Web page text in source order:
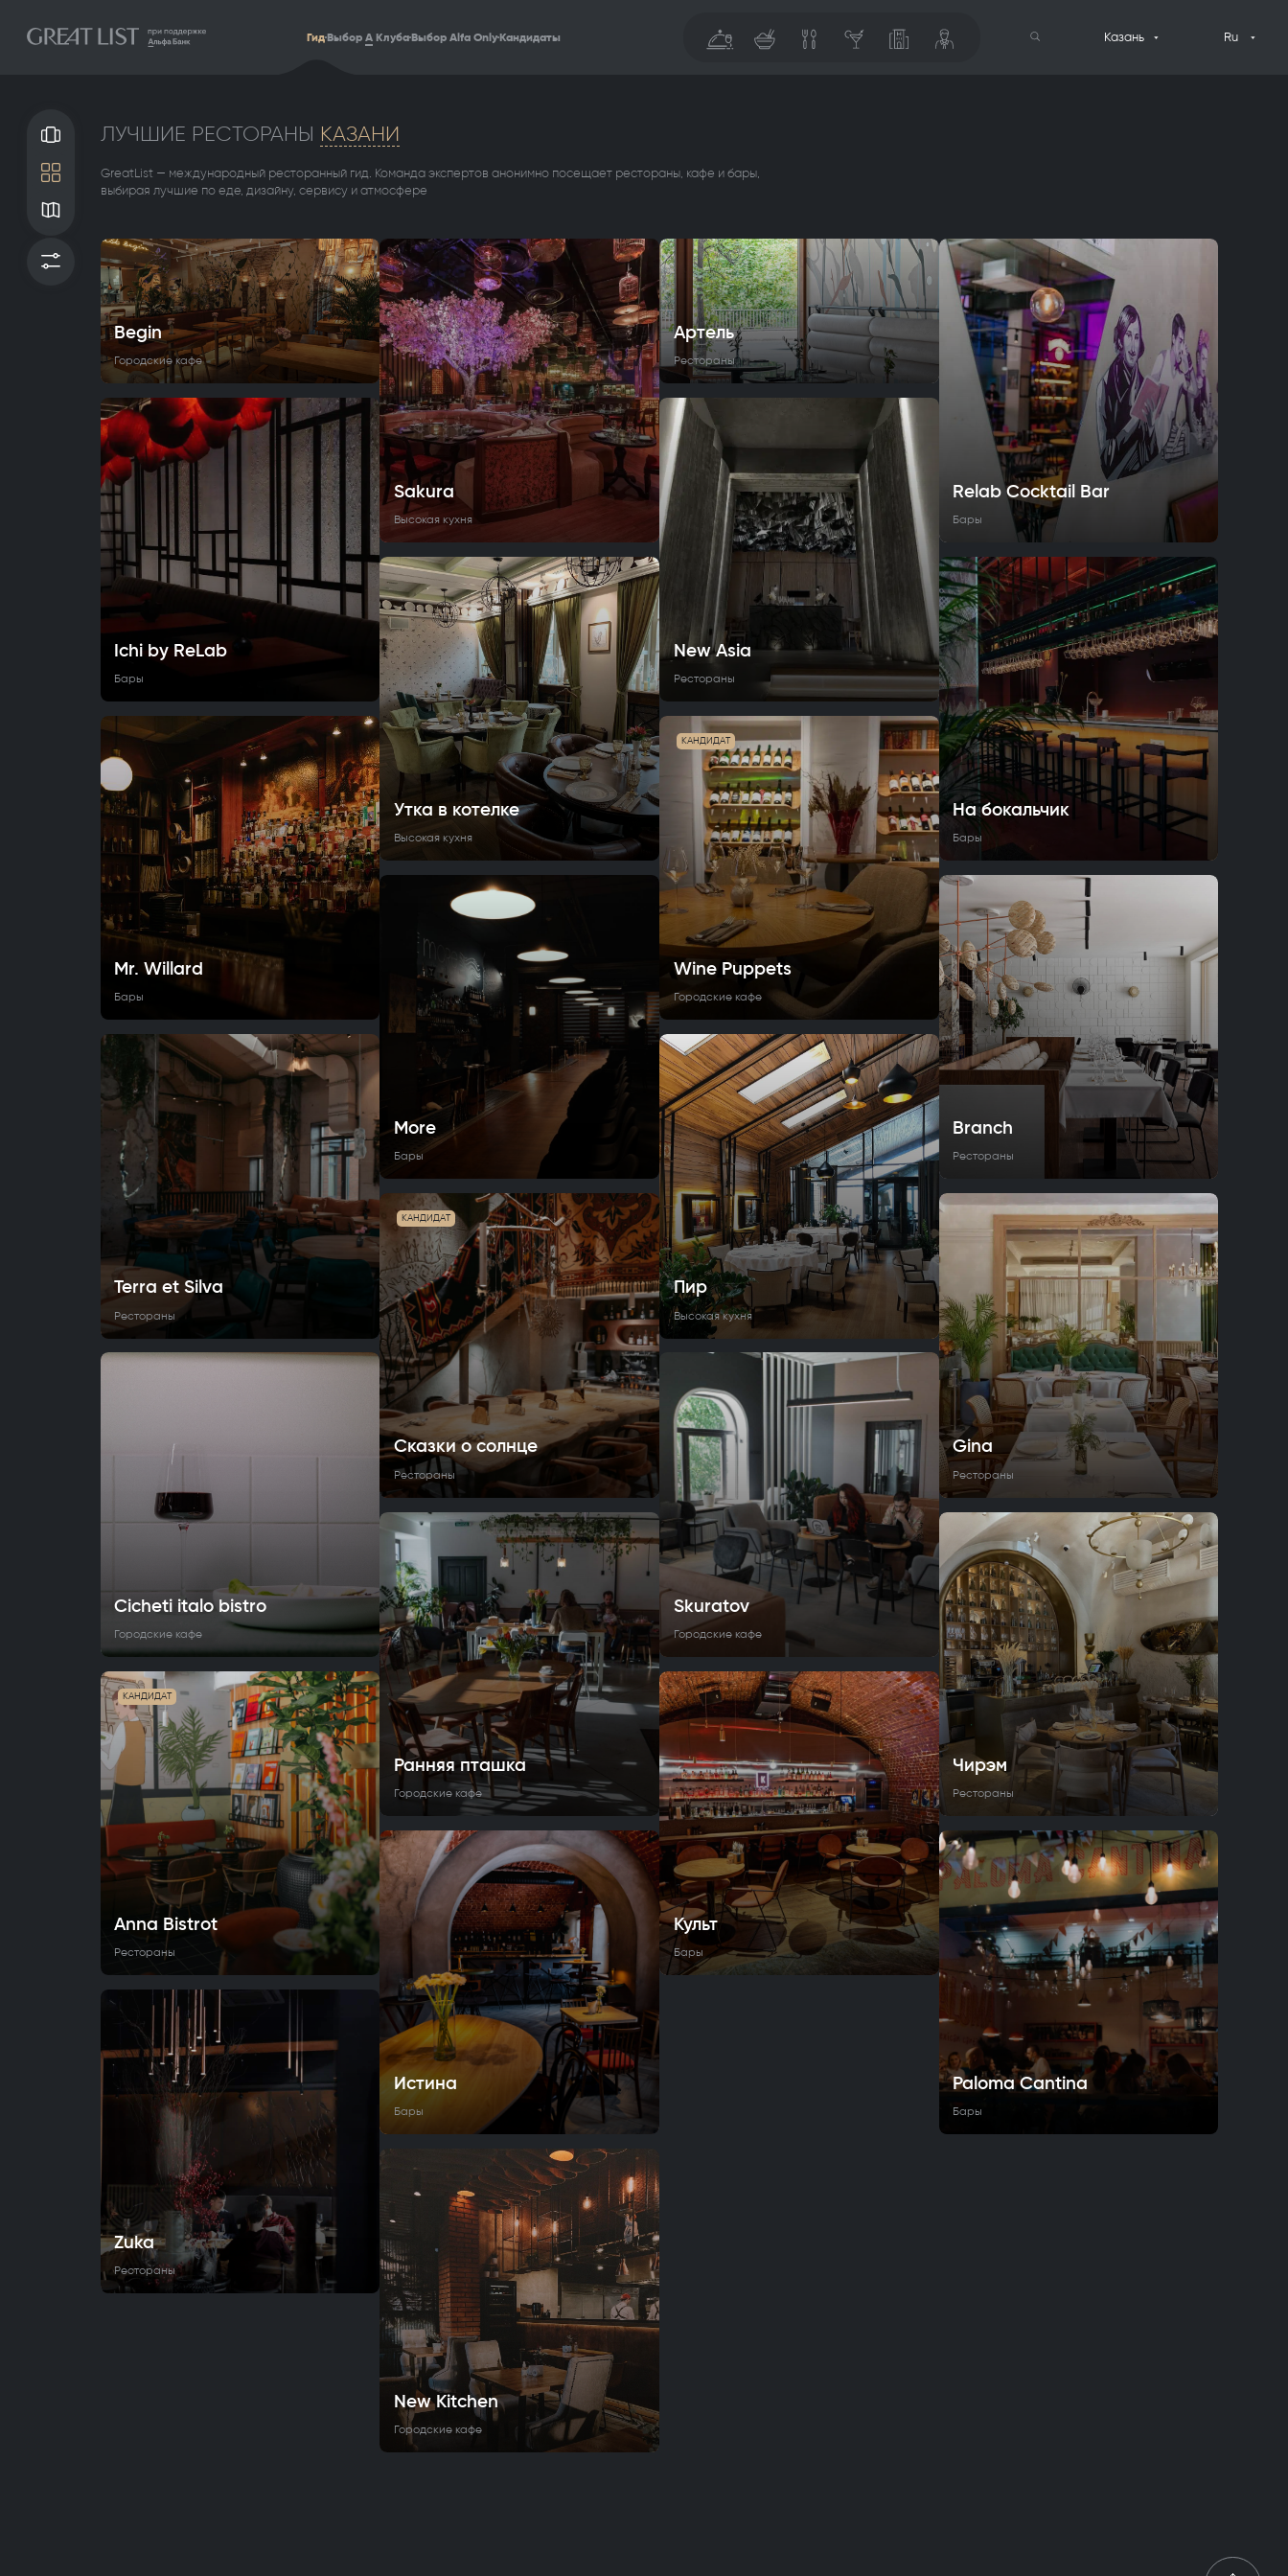
ГидВыборА КлубаВыбор Alfa OnlyКандидаты Казань Ru
Галерея
Плитка
Фильтры
ЛУЧШИЕ РЕСТОРАНЫ КАЗАНИ
GreatList — международный ресторанный гид. Команда экспертов анонимно посещает рестораны, кафе и бары,
выбирая лучшие по еде, дизайну, сервису и атмосфере
Begin
Городские кафе
Sakura
Высокая кухня
Артель
Рестораны
Relab Cocktail Bar
Бары
Ichi by ReLab
Бары
Утка в котелке
Высокая кухня
New Asia
Рестораны
На бокальчик
Бары
Mr. Willard
Бары
More
Бары
КАНДИДАТ
Wine Puppets
Городские кафе
Branch
Рестораны
Terra et Silva
Рестораны
КАНДИДАТ
Сказки о солнце
Рестораны
Пир
Высокая кухня
Gina
Рестораны
Cicheti italo bistro
Городские кафе
Ранняя пташка
Городские кафе
Skuratov
Городские кафе
Чирэм
Рестораны
КАНДИДАТ
Anna Bistrot
Рестораны
Истина
Бары
Культ
Бары
Paloma Cantina
Бары
Zuka
Рестораны
New Kitchen
Городские кафе